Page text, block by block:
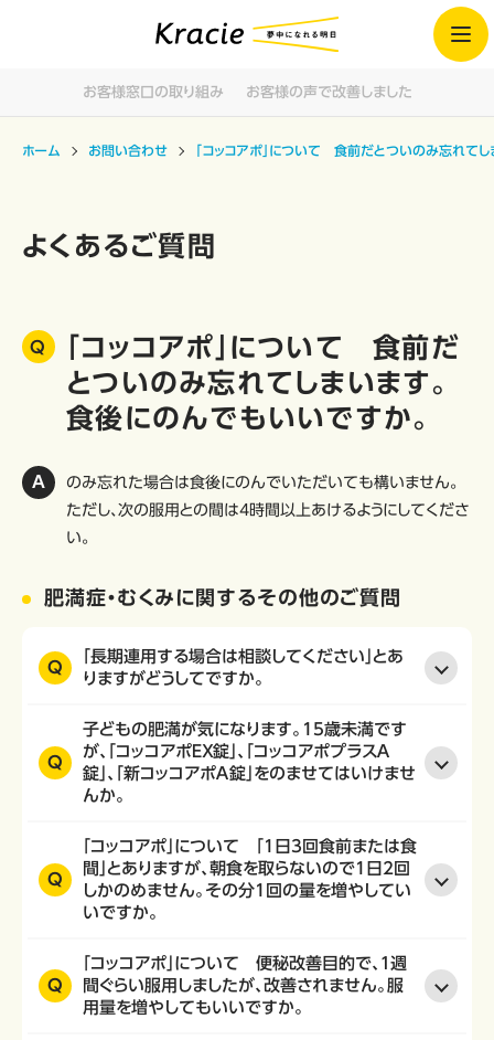
お客様窓口の取り組み お客様の声で改善しました
ホーム お問い合わせ 「コッコアポ」について 食前だとついのみ忘れて
よくあるご質問
「コッコアポ」について 食前だ
とついのみ忘れてしまいます。
食後にのんでもいいですか。
のみ忘れた場合は食後にのんでいただいても構いません。
ただし、次の服用との間は4時間以上あけるようにしてくださ
い。
肥満症・むくみに関するその他のご質問
Q
「長期連用する場合は相談してください」とあ
りますがどうしてですか。
Q
子どもの肥満が気になります。15歳未満です
が、「コッコアポＥＸ錠」、「コッコアポプラスＡ
錠」、「新コッコアポＡ錠」をのませてはいけませ
んか。
Q
「コッコアポ」について 「1日3回食前または食
間」とありますが、朝食を取らないので1日2回
しかのめません。その分1回の量を増やしてい
いですか。
Q
「コッコアポ」について 便秘改善目的で、１週
間ぐらい服用しましたが、改善されません。服
用量を増やしてもいいですか。